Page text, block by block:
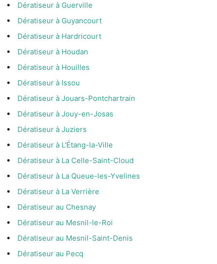
Dératiseur à Guerville
Dératiseur à Guyancourt
Dératiseur à Hardricourt
Dératiseur à Houdan
Dératiseur à Houilles
Dératiseur à Issou
Dératiseur à Jouars-Pontchartrain
Dératiseur à Jouy-en-Josas
Dératiseur à Juziers
Dératiseur à L'Étang-la-Ville
Dératiseur à La Celle-Saint-Cloud
Dératiseur à La Queue-les-Yvelines
Dératiseur à La Verrière
Dératiseur au Chesnay
Dératiseur au Mesnil-le-Roi
Dératiseur au Mesnil-Saint-Denis
Dératiseur au Pecq